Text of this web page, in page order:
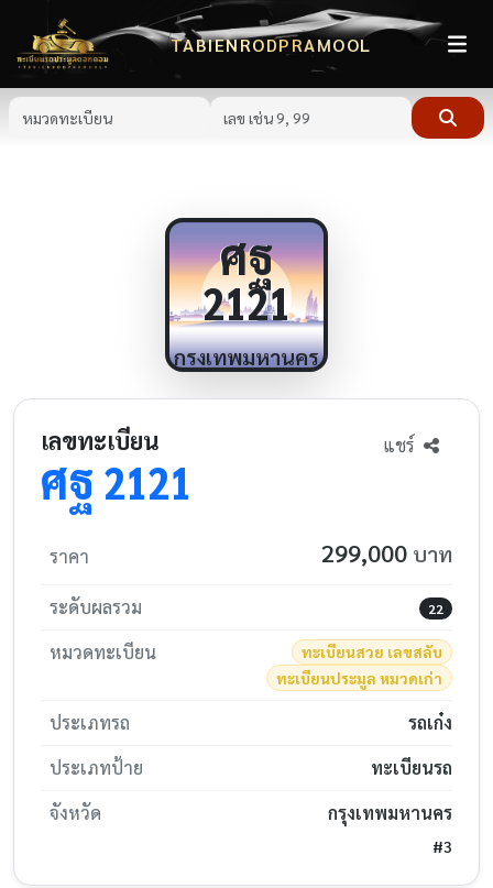
TABIENRODPRAMOOL
ศฐ
2121
กรุงเทพมหานคร
เลขทะเบียน
ศฐ 2121
แชร์
ราคา 299,000 บาท
ระดับผลรวม 22
หมวดทะเบียน
ทะเบียนสวย เลขสลับ
ทะเบียนประมูล หมวดเก่า
ประเภทรถ
รถเก๋ง
ประเภทป้าย
ทะเบียนรถ
จังหวัด
กรุงเทพมหานคร
#3